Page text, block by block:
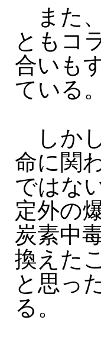
また
ともコ
合いも
ている。
しか
命に関
ではな
定外の
炭素中
換えた
と思っ
る。